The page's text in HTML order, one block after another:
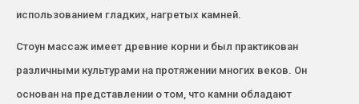
использованием гладких, нагретых камней.
Стоун массаж имеет древние корни и был практикован
различными культурами на протяжении многих веков. Он
основан на представлении о том, что камни обладают